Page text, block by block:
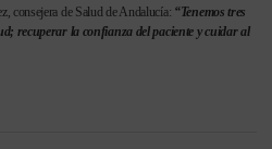
consejera de Salud de Andalucía: “Tenemos tres
recuperar la confianza del paciente y cuidar al